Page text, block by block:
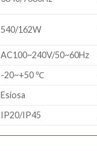
540/162W
AC100~240V/50~60Hz
-20~+50 ℃
Esiosa
IP20/IP45